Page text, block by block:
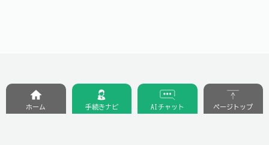
ホーム 手続きナビ AIチャット ページトップ